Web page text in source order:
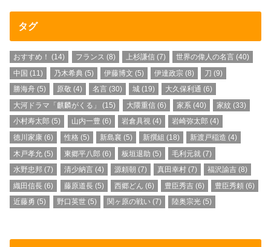
タグ
おすすめ！ (14) フランス (8) 上杉謙信(7) 世界の偉人の名言 (40)
中国 (11) 乃木希典(5) 伊藤博文 (5) 伊達政宗 (8) 刀 (9)
勝海舟 (5) 原敬 (4) 名言(30) 城 (19) 大久保利通 (6)
大河ドラマ「麒麟がくる」
(15) 大隈重信(6) 家系(40) 家紋 (33)
小村寿太郎 (5) 山内一豊 (6) 岩倉具視(4) 岩崎弥太郎 (4)
徳川家康 (6) 性格 (5) 新島襄 (5) 新撰組 (18) 新渡戸稲造 (4)
木戸孝允 (5) 東郷平八郎 (6) 板垣退助 (5) 毛利元就 (7)
水野忠邦 (7) 清少納言(4) 源頼朝 (7) 真田幸村 (7) 福沢諭吉 (8)
織田信長 (6) 藤原道長(5) 西郷どん (6) 豊臣秀吉 (6) 豊臣秀頼 (6)
近藤勇 (5) 野口英世(5) 関ヶ原の戦い(7) 陸奥宗光 (5)